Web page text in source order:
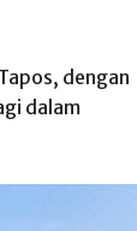
dengan
dalam